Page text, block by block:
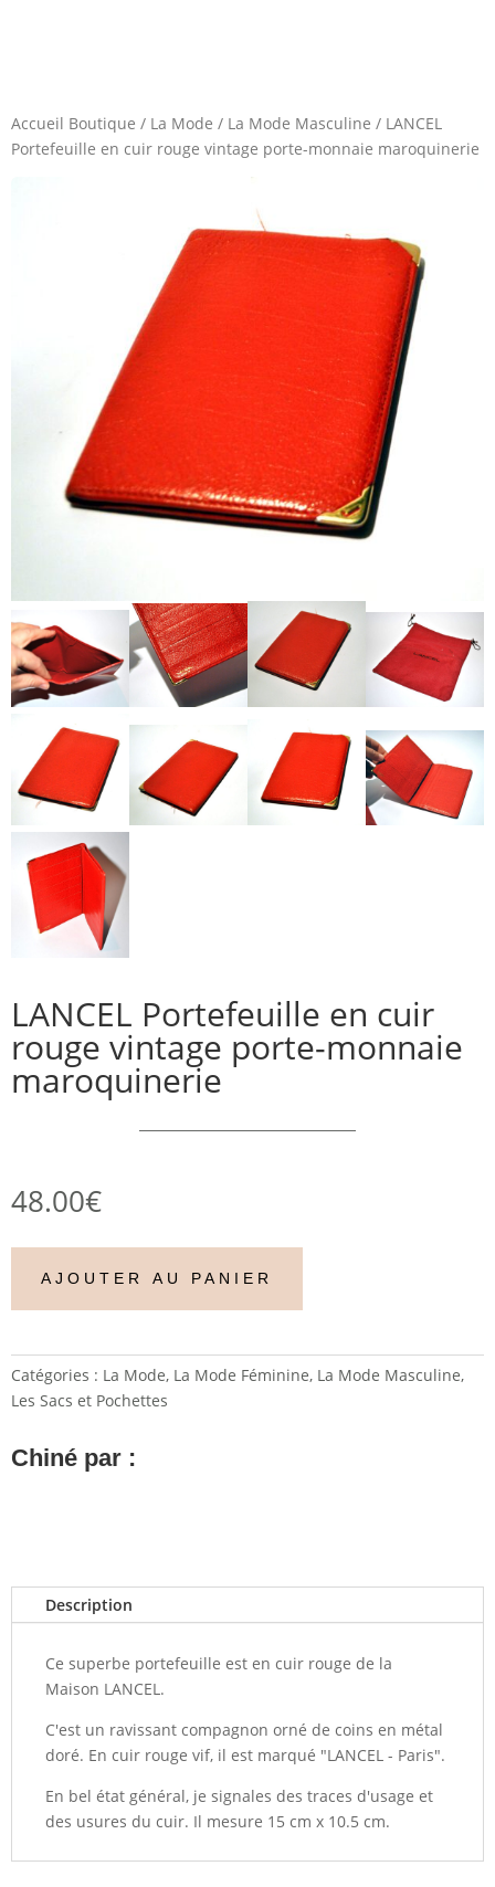
Accueil Boutique / La Mode / La Mode Masculine / LANCEL
Portefeuille en cuir rouge vintage porte-monnaie maroquinerie
LANCEL Portefeuille en cuir
rouge vintage porte-monnaie
maroquinerie
48.00€
AJOUTER AU PANIER
Catégories : La Mode, La Mode Féminine, La Mode Masculine,
Les Sacs et Pochettes
Chiné par :
Description
Ce superbe portefeuille est en cuir rouge de la
Maison LANCEL.
C'est un ravissant compagnon orné de coins en métal
doré. En cuir rouge vif, il est marqué "LANCEL - Paris".
En bel état général, je signales des traces d'usage et
des usures du cuir. Il mesure 15 cm x 10.5 cm.